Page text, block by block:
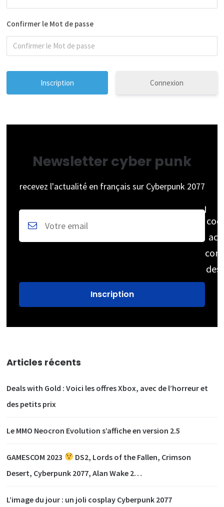
Confirmer le Mot de passe
Connexion
Newsletter cyber punk
recevez l'actualité en français sur Cyberpunk 2077
des
Articles récents
Deals with Gold : Voici les offres Xbox, avec de l’horreur et
des petits prix
Le MMO Neocron Evolution s’affiche en version 2.5
GAMESCOM 2023
DS2, Lords of the Fallen, Crimson
Desert, Cyberpunk 2077, Alan Wake 2…
L’image du jour : un joli cosplay Cyberpunk 2077